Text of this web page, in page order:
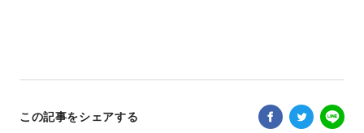
この記事をシェアする